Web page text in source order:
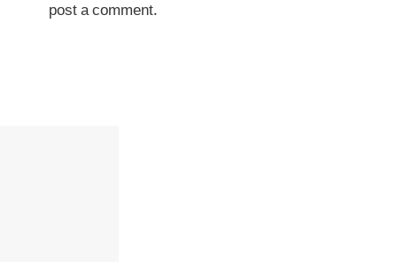
post a comment.